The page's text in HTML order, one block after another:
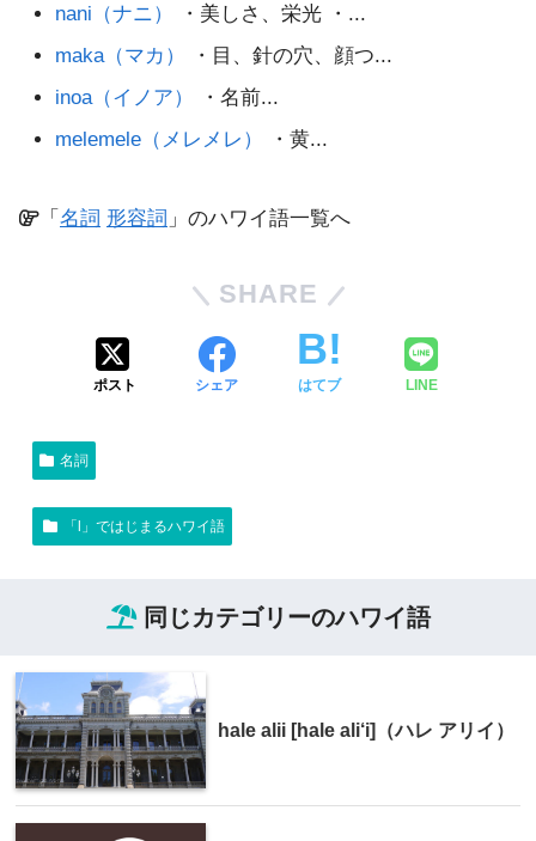
nani（ナニ）
・美しさ、栄光 ・...
maka（マカ）
・目、針の穴、顔つ...
inoa（イノア）
・名前...
melemele（メレメレ）
・黄...
「 名詞 形容詞 」のハワイ語一覧へ
SHARE
ポスト シェア はてブ LINE
名詞
「l」ではじまるハワイ語
同じカテゴリーのハワイ語
hale alii [hale ali‘i]（ハレ アリイ）